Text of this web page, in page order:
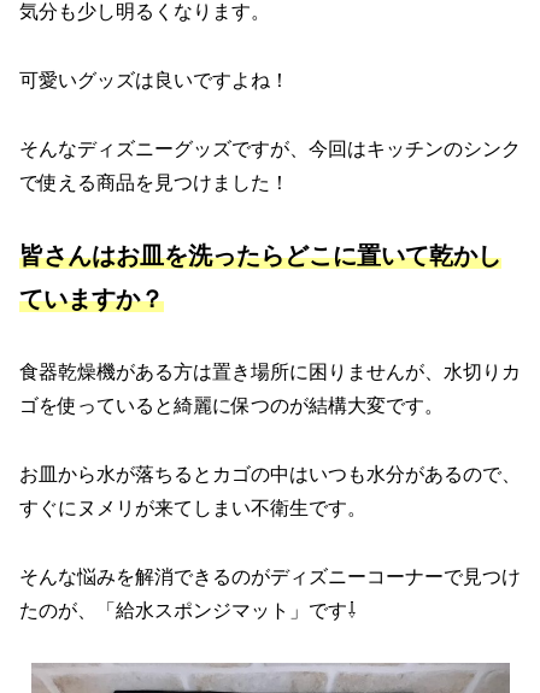
気分も少し明るくなります。
可愛いグッズは良いですよね！
そんなディズニーグッズですが、今回はキッチンのシンク
で使える商品を見つけました！
皆さんはお皿を洗ったらどこに置いて乾かし
ていますか？
食器乾燥機がある方は置き場所に困りませんが、水切りカ
ゴを使っていると綺麗に保つのが結構大変です。
お皿から水が落ちるとカゴの中はいつも水分があるので、
すぐにヌメリが来てしまい不衛生です。
そんな悩みを解消できるのがディズニーコーナーで見つけ
たのが、「給水スポンジマット」です⇩